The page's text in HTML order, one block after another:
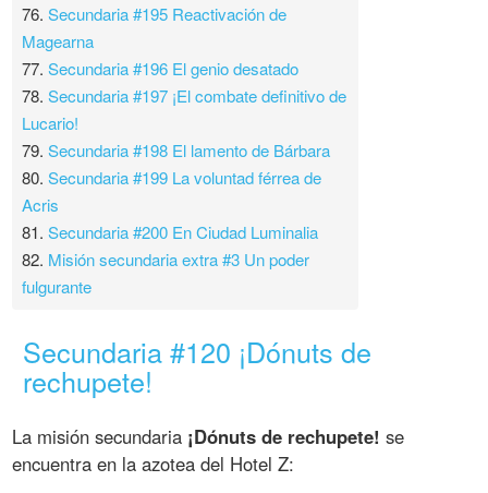
76.Secundaria #195 Reactivación de
Magearna
77.Secundaria #196 El genio desatado
78.Secundaria #197 ¡El combate definitivo de
Lucario!
79.Secundaria #198 El lamento de Bárbara
80.Secundaria #199 La voluntad férrea de
Acris
81.Secundaria #200 En Ciudad Luminalia
82. Misión secundaria extra #3 Un poder
fulgurante
Secundaria #120 ¡Dónuts de
rechupete!
La misión secundaria ¡Dónuts de rechupete! se
encuentra en la azotea del Hotel Z: